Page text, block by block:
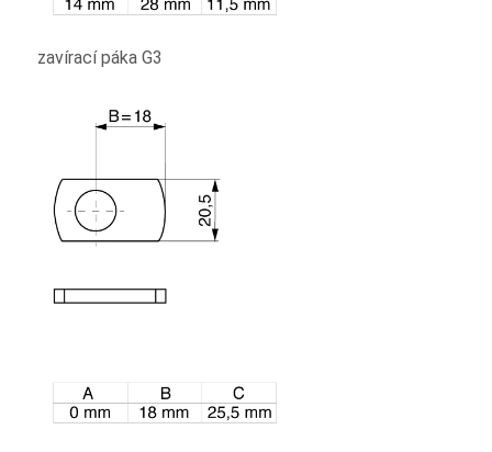
zavírací páka G3